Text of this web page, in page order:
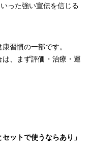
った強い宣伝を信じる
習慣の一部です。
、まず評価・治療・運
ットで使うならあり」